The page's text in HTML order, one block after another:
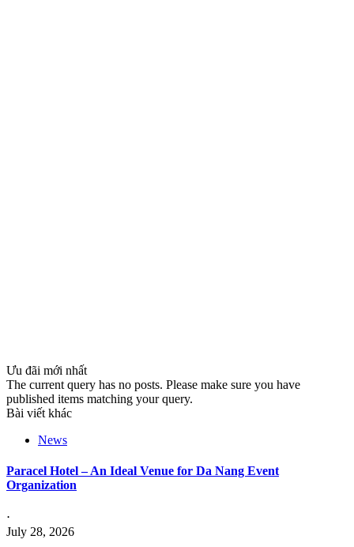
Ưu đãi mới nhất
The current query has no posts. Please make sure you have
published items matching your query.
Bài viết khác
News
Paracel Hotel – An Ideal Venue for Da Nang Event
Organization
⋅
July 28, 2026